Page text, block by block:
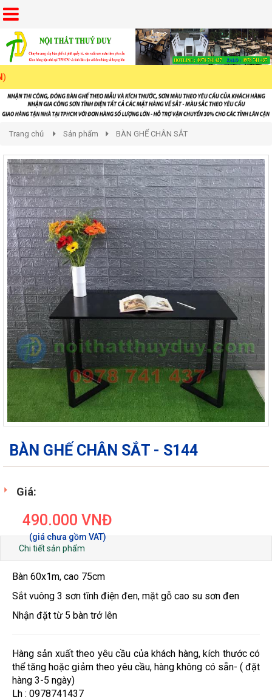
Trang chủ Sản phẩm BÀN GHẾ CHÂN SẮT
BÀN GHẾ CHÂN SẮT - S144
Giá:
490.000 VNĐ
Chi tiết sản phẩm
Bàn 60x1m, cao 75cm
Sắt vuông 3 sơn tĩnh điện đen, mặt gỗ cao su sơn đen
Nhận đặt từ 5 bàn trở lên
Hàng sản xuất theo yêu cầu của khách hàng, kích thước có
thể tăng hoặc giảm theo yêu cầu, hàng không có sẵn- ( đặt
hàng 3-5 ngày)
Lh : 0978741437